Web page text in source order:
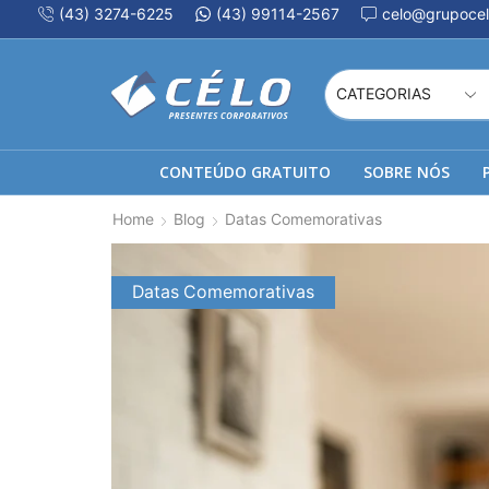
(43) 3274-6225 (43) 99114-2567
CONTEÚDO GRATUITO SOBRE NÓS
Home Blog Datas Comemorativas
Datas Comemorativas